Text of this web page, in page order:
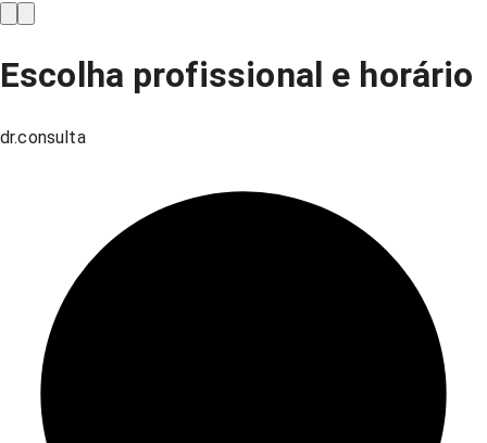
Escolha profissional e horário
dr.consulta